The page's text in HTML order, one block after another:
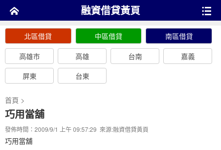
融資借貸黃頁
北區借貸 中區借貸 南區借貸
高雄市 高雄 台南
嘉義
屏東
台東
首頁 >
巧用當舖
發佈時間：2009/9/1 上午 09:57:29 來源:融資借貸黃頁
巧用當舖